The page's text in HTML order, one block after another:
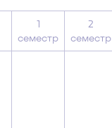
1
семестр
2
семестр